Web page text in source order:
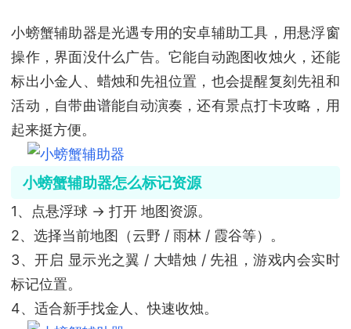
小螃蟹辅助器是光遇专用的安卓辅助工具，用悬浮窗
操作，界面没什么广告。它能自动跑图收烛火，还能
标出小金人、蜡烛和先祖位置，也会提醒复刻先祖和
活动，自带曲谱能自动演奏，还有景点打卡攻略，用
起来挺方便。
小螃蟹辅助器怎么标记资源
1、点悬浮球 → 打开 地图资源。
2、选择当前地图（云野 / 雨林 / 霞谷等）。
3、开启 显示光之翼 / 大蜡烛 / 先祖，游戏内会实时
标记位置。
4、适合新手找金人、快速收烛。